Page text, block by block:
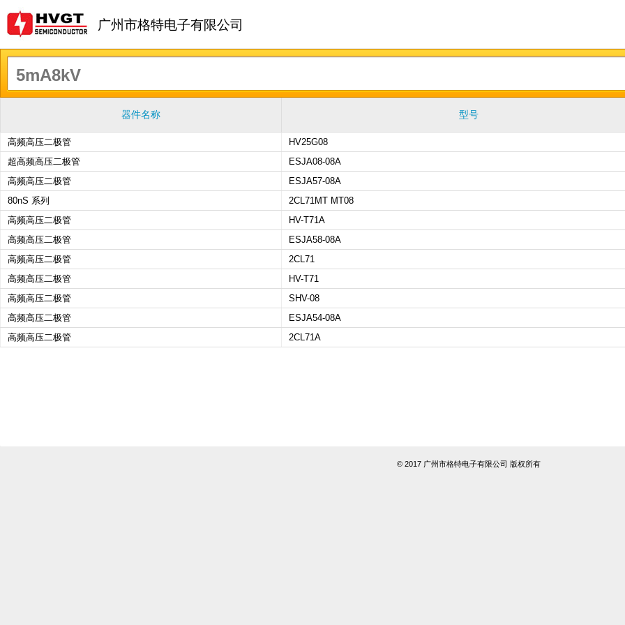
广州市格特电子有限公司
器件名称 型号
高频高压二极管 HV25G08
超高频高压二极管
ESJA08-08A
高频高压二极管
ESJA57-08A
80nS 系列
2CL71MT MT08
高频高压二极管
HV-T71A
高频高压二极管
ESJA58-08A
高频高压二极管
2CL71
高频高压二极管
HV-T71
高频高压二极管
SHV-08
高频高压二极管
ESJA54-08A
高频高压二极管
2CL71A
© 2017 广州市格特电子有限公司 版权所有